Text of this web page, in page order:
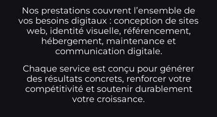
Nos prestations couvrent l’ensemble de
vos besoins digitaux : conception de sites
web, identité visuelle, référencement,
hébergement, maintenance et
communication digitale.
Chaque service est conçu pour générer
des résultats concrets, renforcer votre
compétitivité et soutenir durablement
votre croissance.